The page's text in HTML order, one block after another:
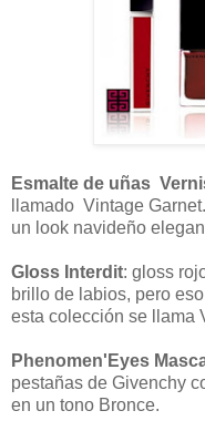
Esmalte de uñas
llamado Vintage
un look navideño
Gloss Interdit: gloss
brillo de labios, pero
esta colección se llama
Phenomen'Eyes
pestañas de Givenchy
en un tono Bronce.